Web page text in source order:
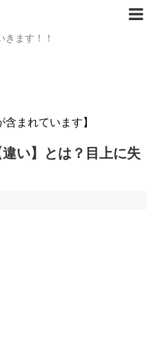
ます！！
含まれています】
い】とは？目上に失